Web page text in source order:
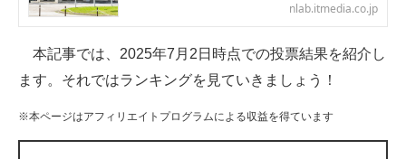
企業向けIT製品の総合サイト
IT製品の技術・比較・事例
nlab.itmedia.co.jp
本記事では、2025年7月2日時点での投票結果を紹介し
ます。それではランキングを見ていきましょう！
※本ページはアフィリエイトプログラムによる収益を得ています